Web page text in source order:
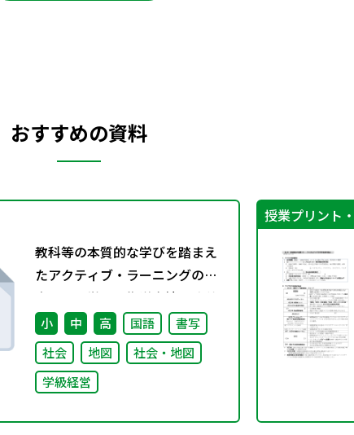
おすすめの資料
教科等の本質的な学びを踏まえ
たアクティブ・ラーニングの視
点からの学習・指導方法の改善
のための実践研究 推進
小 中 高 国語
書写
社会
地図
社会・地図
学級経営
授業プリント